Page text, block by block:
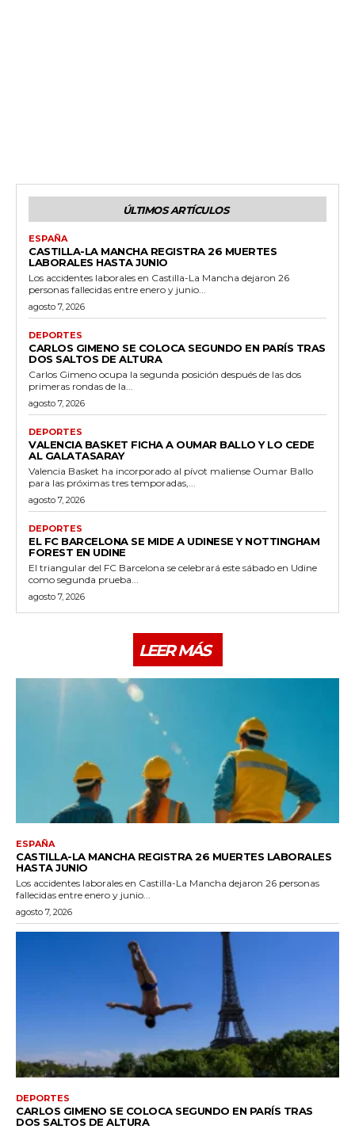
ÚLTIMOS ARTÍCULOS
ESPAÑA
CASTILLA-LA MANCHA REGISTRA 26 MUERTES
LABORALES HASTA JUNIO
Los accidentes laborales en Castilla-La Mancha dejaron 26
personas fallecidas entre enero y junio...
agosto 7, 2026
DEPORTES
CARLOS GIMENO SE COLOCA SEGUNDO EN PARÍS TRAS
DOS SALTOS DE ALTURA
Carlos Gimeno ocupa la segunda posición después de las dos
primeras rondas de la...
agosto 7, 2026
DEPORTES
VALENCIA BASKET FICHA A OUMAR BALLO Y LO CEDE
AL GALATASARAY
Valencia Basket ha incorporado al pívot maliense Oumar Ballo
para las próximas tres temporadas,...
agosto 7, 2026
DEPORTES
EL FC BARCELONA SE MIDE A UDINESE Y NOTTINGHAM
FOREST EN UDINE
El triangular del FC Barcelona se celebrará este sábado en Udine
como segunda prueba...
agosto 7, 2026
LEER MÁS
ESPAÑA
CASTILLA-LA MANCHA REGISTRA 26 MUERTES LABORALES
HASTA JUNIO
Los accidentes laborales en Castilla-La Mancha dejaron 26 personas
fallecidas entre enero y junio...
agosto 7, 2026
DEPORTES
CARLOS GIMENO SE COLOCA SEGUNDO EN PARÍS TRAS
DOS SALTOS DE ALTURA